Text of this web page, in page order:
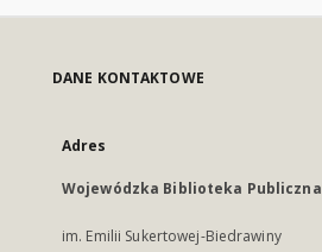
DANE KONTAKTOWE
Adres
Wojewódzka Biblioteka Publiczna
im. Emilii Sukertowej-Biedrawiny